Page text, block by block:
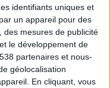
identifiants uniques et
un appareil pour des
des mesures de publicité
le développement de
partenaires et nous-
géolocalisation
En cliquant, vous
Voir tout